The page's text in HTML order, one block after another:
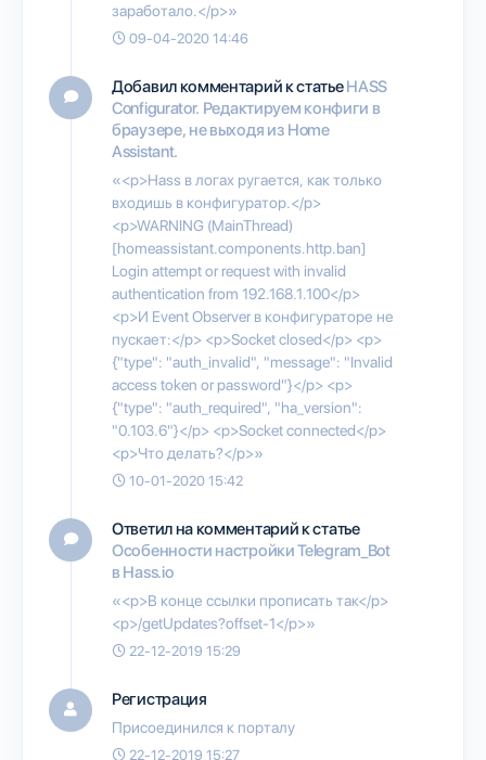
заработало.</p>»
09-04-2020 14:46
Добавил комментарий к статьеHASS
Configurator. Редактируем конфиги в
браузере, не выходя из Home
Assistant.
«<p>Hass в логах ругается, как только
входишь в конфигуратор.</p>
<p>WARNING (MainThread)
[homeassistant.components.http.ban]
Login attempt or request with invalid
authentication from 192.168.1.100</p>
<p>И Event Observer в конфигураторе не
пускает:</p> <p>Socket closed</p> <p>
{"type": "auth_invalid", "message": "Invalid
access token or password"}</p> <p>
{"type": "auth_required", "ha_version":
"0.103.6"}</p> <p>Socket connected</p>
<p>Что делать?</p>»
10-01-2020 15:42
Ответил на комментарий к статье
Особенности настройки Telegram_Bot
в Hass.io
«<p>В конце ссылки прописать так</p>
<p>/getUpdates?offset-1</p>»
22-12-2019 15:29
Регистрация
Присоединился к порталу
22-12-2019 15:27